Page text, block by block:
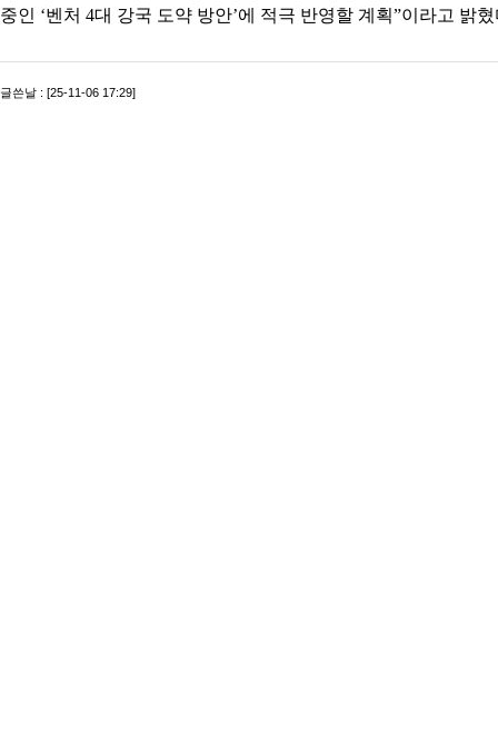
중인 ‘벤처 4대 강국 도약 방안’에 적극 반영할 계획”이라고 밝
글쓴날 : [25-11-06 17:29]